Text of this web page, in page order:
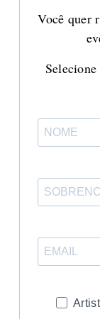
Você quer